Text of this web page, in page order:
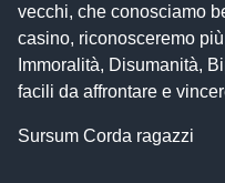
vecchi, che conosciamo
casino, riconosceremo
Immoralità, Disumanità,
facili da affrontare e
Sursum Corda ragazzi